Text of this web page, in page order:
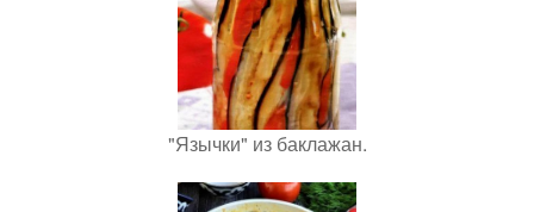
"Язычки" из баклажан.